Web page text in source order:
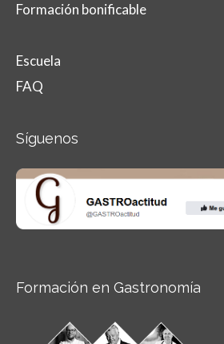
Formación bonificable
Escuela
FAQ
Síguenos
Formación en Gastronomía